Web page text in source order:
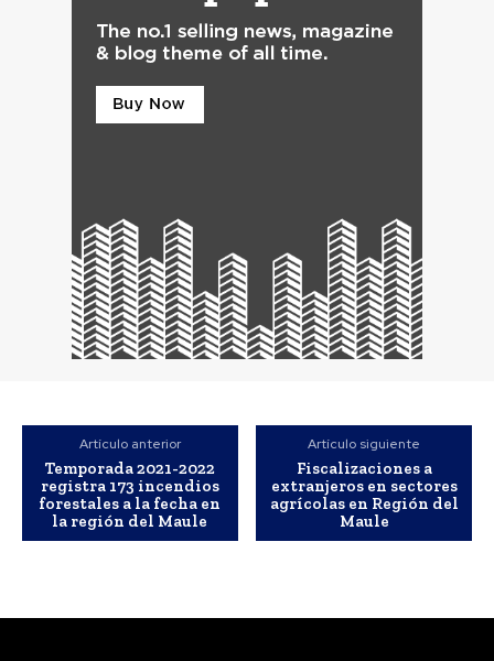
Artículo anterior
Temporada 2021-2022
registra 173 incendios
forestales a la fecha en
la región del Maule
Artículo siguiente
Fiscalizaciones a
extranjeros en sectores
agrícolas en Región del
Maule